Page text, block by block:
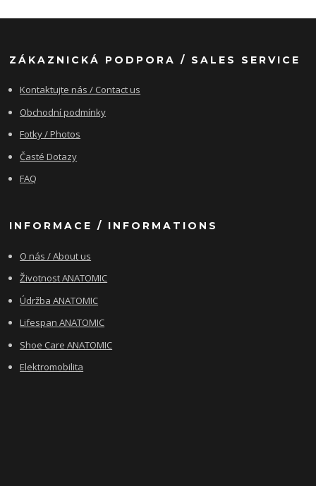
ZÁKAZNICKÁ PODPORA / SALES SERVICE
Kontaktujte nás / Contact us
Obchodní podmínky
Fotky / Photos
Časté Dotazy
FAQ
INFORMACE / INFORMATIONS
O nás / About us
Životnost ANATOMIC
Údržba ANATOMIC
Lifespan ANATOMIC
Shoe Care ANATOMIC
Elektromobilita